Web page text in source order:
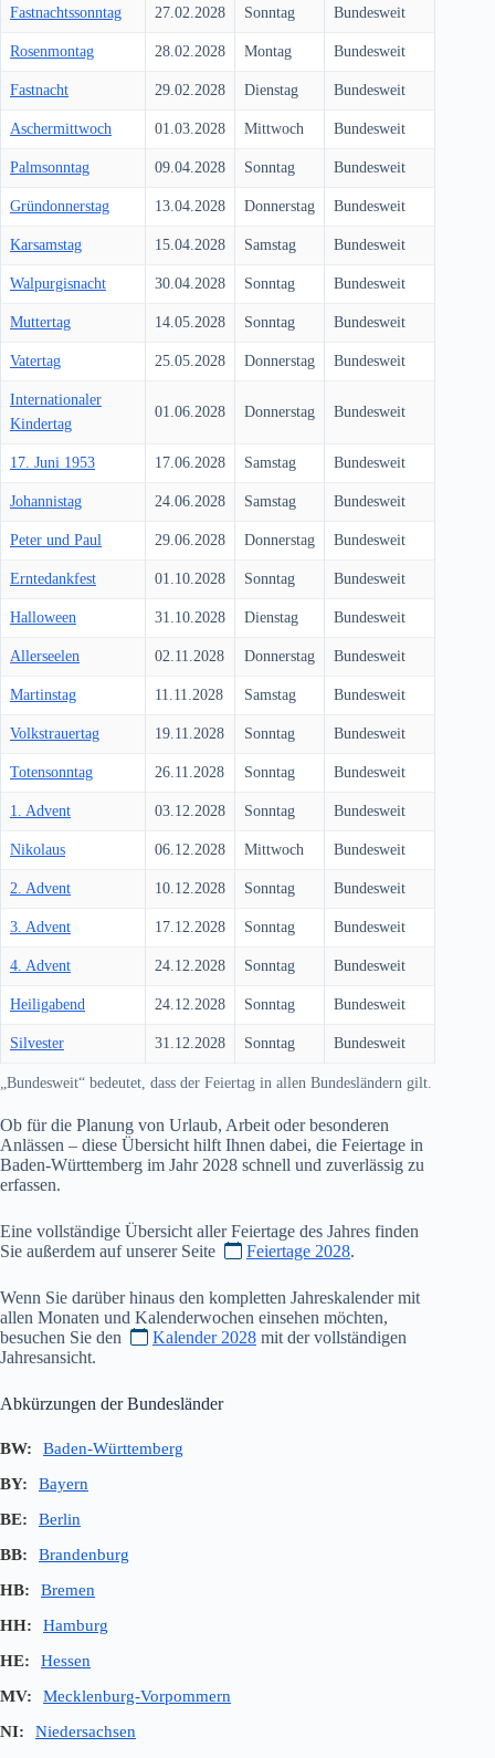
Fastnachtssonntag 27.02.2028 Sonntag Bundesweit
Rosenmontag 28.02.2028 Montag Bundesweit
Fastnacht 29.02.2028 Dienstag Bundesweit
Aschermittwoch 01.03.2028 Mittwoch Bundesweit
Palmsonntag 09.04.2028 Sonntag Bundesweit
Gründonnerstag 13.04.2028 Donnerstag Bundesweit
Karsamstag 15.04.2028 Samstag Bundesweit
Walpurgisnacht 30.04.2028 Sonntag Bundesweit
Muttertag 14.05.2028 Sonntag Bundesweit
Vatertag 25.05.2028 Donnerstag Bundesweit
Internationaler
Kindertag
01.06.2028 Donnerstag Bundesweit
17. Juni 1953 17.06.2028 Samstag Bundesweit
Johannistag 24.06.2028 Samstag Bundesweit
Peter und Paul 29.06.2028 Donnerstag Bundesweit
Erntedankfest 01.10.2028 Sonntag Bundesweit
Halloween 31.10.2028 Dienstag Bundesweit
Allerseelen 02.11.2028 Donnerstag Bundesweit
Martinstag 11.11.2028 Samstag Bundesweit
Volkstrauertag 19.11.2028 Sonntag Bundesweit
Totensonntag 26.11.2028 Sonntag Bundesweit
1. Advent 03.12.2028 Sonntag Bundesweit
Nikolaus 06.12.2028 Mittwoch Bundesweit
2. Advent 10.12.2028 Sonntag Bundesweit
3. Advent 17.12.2028 Sonntag Bundesweit
4. Advent 24.12.2028 Sonntag Bundesweit
Heiligabend 24.12.2028 Sonntag Bundesweit
Silvester 31.12.2028 Sonntag Bundesweit
„Bundesweit“ bedeutet, dass der Feiertag in allen Bundesländern gilt.
Ob für die Planung von Urlaub, Arbeit oder besonderen
Anlässen – diese Übersicht hilft Ihnen dabei, die Feiertage in
Baden-Württemberg im Jahr 2028 schnell und zuverlässig zu
erfassen.
Eine vollständige Übersicht aller Feiertage des Jahres finden
Sie außerdem auf unserer Seite
Feiertage 2028.
Wenn Sie darüber hinaus den kompletten Jahreskalender mit
allen Monaten und Kalenderwochen einsehen möchten,
besuchen Sie den
Kalender 2028 mit der vollständigen
Jahresansicht.
Abkürzungen der Bundesländer
BW:
Baden-Württemberg
BY:
Bayern
BE:
Berlin
BB:
Brandenburg
HB:
Bremen
HH:
Hamburg
HE:
Hessen
MV:
Mecklenburg-Vorpommern
NI:
Niedersachsen